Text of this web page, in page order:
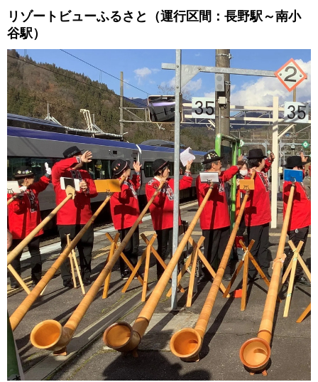
リゾートビューふるさと（運行区間：長野駅～南小
谷駅）